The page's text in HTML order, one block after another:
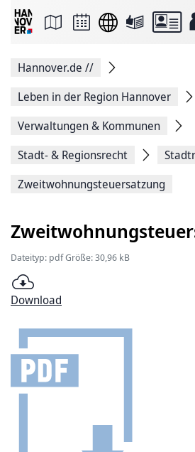
Seite
Facebook
teilen
Seitenlink
Seite
Hannover.de //
Leben in der Region Hannover
Verwaltungen & Kommunen
Stadt- & Regionsrecht
Zweitwohnungsteuersatzung
Dateityp: pdf Größe: 30,96 kB
Download